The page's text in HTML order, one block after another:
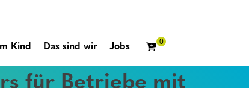
Kind Das sind wir Jobs
für Betriebe mit